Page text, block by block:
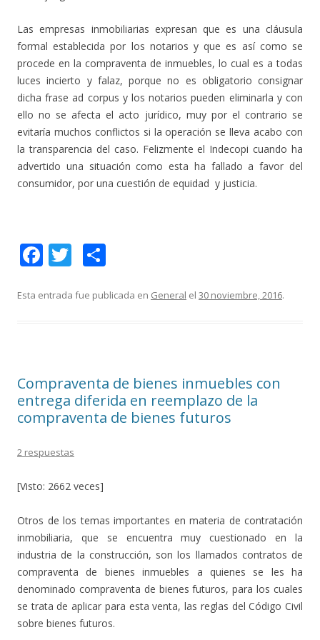
Las empresas inmobiliarias expresan que es una cláusula
formal establecida por los notarios y que es así como se
procede en la compraventa de inmuebles, lo cual es a todas
luces incierto y falaz, porque no es obligatorio consignar
dicha frase ad corpus y los notarios pueden eliminarla y con
ello no se afecta el acto jurídico, muy por el contrario se
evitaría muchos conflictos si la operación se lleva acabo con
la transparencia del caso. Felizmente el Indecopi cuando ha
advertido una situación como esta ha fallado a favor del
consumidor, por una cuestión de equidad y justicia.
F
e
k
T
itt m
r
Esta entrada fue publicada en General el 30 noviembre, 2016.
Compraventa de bienes inmuebles con
entrega diferida en reemplazo de la
compraventa de bienes futuros
2 respuestas
[Visto: 2662 veces]
Otros de los temas importantes en materia de contratación
inmobiliaria, que se encuentra muy cuestionado en la
industria de la construcción, son los llamados contratos de
compraventa de bienes inmuebles a quienes se les ha
denominado compraventa de bienes futuros, para los cuales
se trata de aplicar para esta venta, las reglas del Código Civil
sobre bienes futuros.